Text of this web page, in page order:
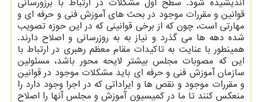
اندیشیده شود. سطح اول مشکلات در ارتباط با برزورسانی
قوانین و مقررات موجود در بحث های آموزش فنی و حرفه ای و
مهارتی است، چون که از برخی قوانینی که در این حوزه تصویب
شده دهه ها می گذرد و نیاز به به روزرسانی و اصلاح دارند.
همینطور با عنایت به تاکیدات مقام معظم رهبری در ارتباط با
این که مصوبات مجلس بیشتر لایحه محور باشد، مسئولین
سازمان آموزش فنی و حرفه ای باید مشکلات موجود در قوانین
و مقررات موجود و نقص ها و ایراداتی که در اجرا وجود دارد را
منعکس کنند تا ما در کمیسیون آموزش و مجلس آنها را اصلاح